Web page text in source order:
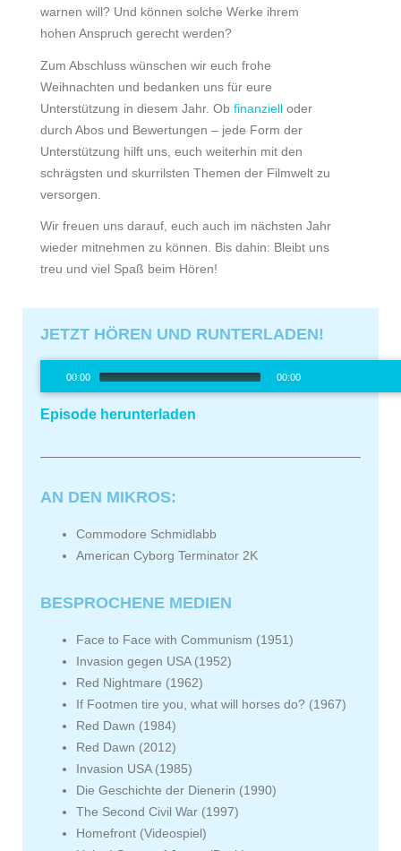
warnen will? Und können solche Werke ihrem
hohen Anspruch gerecht werden?
Zum Abschluss wünschen wir euch frohe
Weihnachten und bedanken uns für eure
Unterstützung in diesem Jahr. Ob finanziell oder
durch Abos und Bewertungen – jede Form der
Unterstützung hilft uns, euch weiterhin mit den
schrägsten und skurrilsten Themen der Filmwelt zu
versorgen.
Wir freuen uns darauf, euch auch im nächsten Jahr
wieder mitnehmen zu können. Bis dahin: Bleibt uns
treu und viel Spaß beim Hören!
JETZT HÖREN UND RUNTERLADEN!
00:00 00:00
Episode herunterladen
AN DEN MIKROS:
Commodore Schmidlabb
American Cyborg Terminator 2K
BESPROCHENE MEDIEN
Face to Face with Communism (1951)
Invasion gegen USA (1952)
Red Nightmare (1962)
If Footmen tire you, what will horses do? (1967)
Red Dawn (1984)
Red Dawn (2012)
Invasion USA (1985)
Die Geschichte der Dienerin (1990)
The Second Civil War (1997)
Homefront (Videospiel)